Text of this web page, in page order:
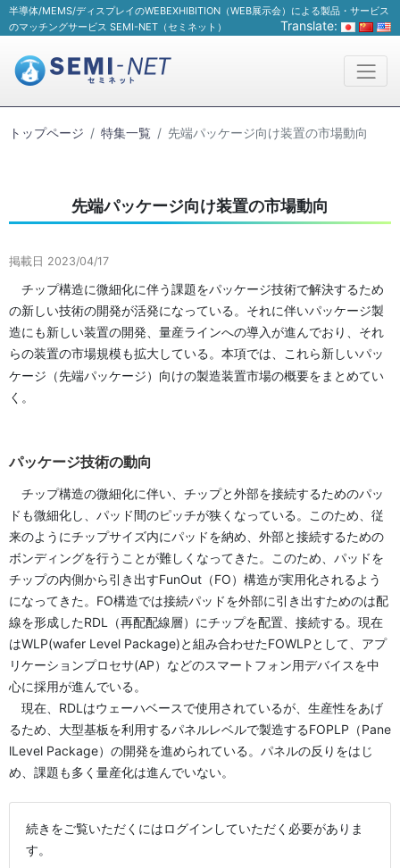
半導体/MEMS/ディスプレイのWEBEXHIBITION（WEB展示会）による製品・サービス
のマッチングサービス SEMI-NET（セミネット）
Translate:
トップページ 特集一覧 先端パッケージ向け装置の市場動向
先端パッケージ向け装置の市場動向
掲載日 2023/04/17
チップ構造に微細化に伴う課題をパッケージ技術で解決するため
の新しい技術の開発が活発になっている。それに伴いパッケージ製
造にも新しい装置の開発、量産ラインへの導入が進んでおり、それ
らの装置の市場規模も拡大している。本項では、これら新しいパッ
ケージ（先端パッケージ）向けの製造装置市場の概要をまとめてい
く。
パッケージ技術の動向
チップ構造の微細化に伴い、チップと外部を接続するためのパッ
ドも微細化し、パッド間のピッチが狭くなっている。このため、従
来のようにチップサイズ内にパッドを納め、外部と接続するための
ボンディングを行うことが難しくなってきた。このため、パッドを
チップの内側から引き出すFunOut（FO）構造が実用化されるよう
になってきた。FO構造では接続パッドを外部に引き出すためのは配
線を形成したRDL（再配配線層）にチップを配置、接続する。現在
はWLP(wafer Level Package)と組み合わせたFOWLPとして、アプ
リケーションプロセサ(AP）などのスマートフォン用デバイスを中
心に採用が進んでいる。
現在、RDLはウェーハベースで使用されているが、生産性をあげ
るため、大型基板を利用するパネルレベルで製造するFOPLP（Pane
lLevel Package）の開発を進められている。パネルの反りをはじ
め、課題も多く量産化は進んでいない。
続きをご覧いただくにはログインしていただく必要がありま
す。